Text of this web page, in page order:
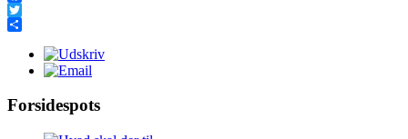
Facebook
Twitter
Forsidespots